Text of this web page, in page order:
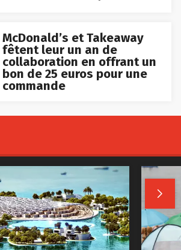
McDonald’s et Takeaway
fêtent leur un an de
collaboration en offrant un
bon de 25 euros pour une
commande
